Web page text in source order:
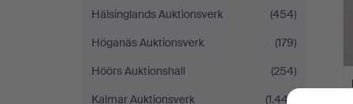
Hälsinglands Auktionsverk
(454)
Höganäs Auktionsverk
(179)
Höörs Auktionshall
(254)
Kalmar Auktionsverk
(1.447)